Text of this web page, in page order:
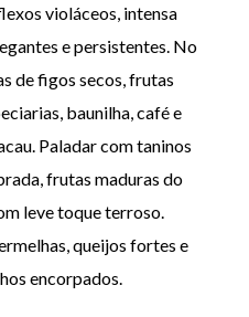
violáceos, intensa
e persistentes. No
de figos secos, frutas
baunilha, café e
Paladar com taninos
frutas maduras do
leve toque terroso.
queijos fortes e
encorpados.